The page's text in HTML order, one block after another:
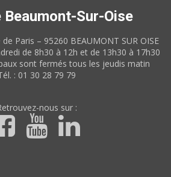
Beaumont-Sur-Oise
de Paris – 95260 BEAUMONT SUR OISE
de 8h30 à 12h et de 13h30 à 17h30
sont fermés tous les jeudis matin
: 01 30 28 79 79
nous sur :